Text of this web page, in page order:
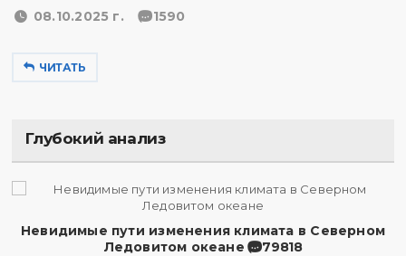
08.10.2025 г. 1590
ЧИТАТЬ
Глубокий анализ
Невидимые пути изменения климата в Северном
Ледовитом океане
79818